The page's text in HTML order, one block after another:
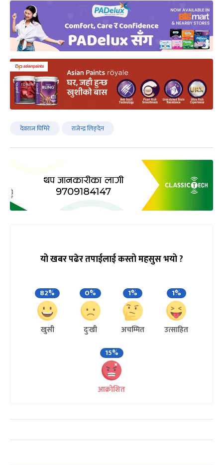
देवराज घिमिरे राजेन्द्र लिङ्देन
यो खबर पढेर तपाईलाई कस्तो महसुस भयो ?
82%
खुसी
0%
दुःखी
1%
अचम्मित
1%
उत्साहित
15%
आक्रोशित